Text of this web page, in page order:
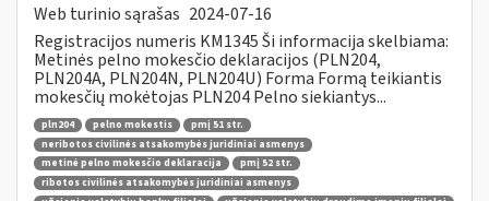
Web turinio sąrašas 2024-07-16
Registracijos numeris KM1345 Ši informacija skelbiama:
Metinės pelno mokesčio deklaracijos (PLN204,
PLN204A, PLN204N, PLN204U) Forma Formą teikiantis
mokesčių mokėtojas PLN204 Pelno siekiantys...
pln204 pelno mokestis
pmį 51 str.
neribotos civilinės atsakomybės juridiniai asmenys
metinė pelno mokesčio deklaracija
pmį 52 str.
ribotos civilinės atsakomybės juridiniai asmenys